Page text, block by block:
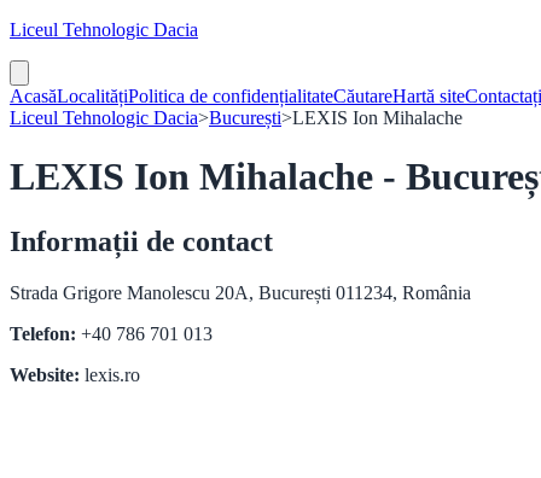
Liceul Tehnologic Dacia
AcasăLocalitățiPolitica de confidențialitateCăutareHartă site
Liceul Tehnologic Dacia>București>LEXIS Ion Mihalache
LEXIS Ion Mihalache -
Informații de contact
Strada Grigore Manolescu 20A, București 011234, România
Telefon: +40 786 701 013
Website: lexis.ro